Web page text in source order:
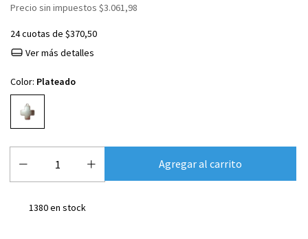
Precio sin impuestos $3.061,98
24cuotas de $370,50
Ver más detalles
Color: Plateado
1380en stock